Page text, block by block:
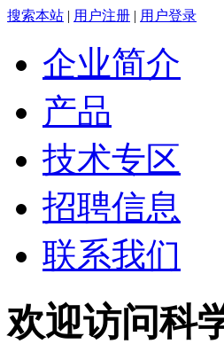
搜索本站 | 用户注册 | 用户登录
企业简介
产品
技术专区
招聘信息
联系我们
欢迎访问科